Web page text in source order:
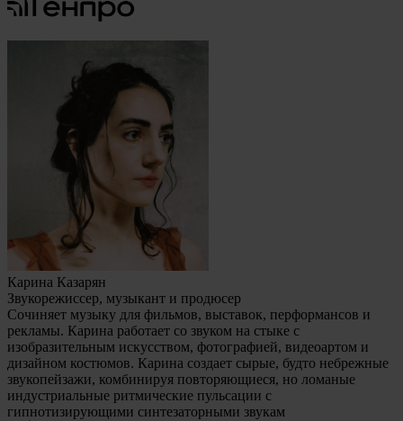
Карина Казарян
Звукорежиссер, музыкант и продюсер
Сочиняет музыку для фильмов, выставок, перформансов и
рекламы. Карина работает со звуком на стыке с
изобразительным искусством, фотографией, видеоартом и
дизайном костюмов. Карина создает сырые, будто небрежные
звукопейзажи, комбинируя повторяющиеся, но ломаные
индустриальные ритмические пульсации с
гипнотизирующими синтезаторными звукам